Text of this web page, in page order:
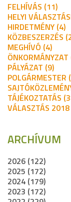
FELHÍVÁS (11)
HELYI
HIRDETMÉNY (4)
KÖZBESZERZÉS
MEGHÍVÓ (4)
PÁLYÁZAT (9)
POLGÁRMESTER
TÁJÉKOZTATÁS
VÁLASZTÁS
ARCHÍVUM
2026 (122)
2025 (172)
2024 (179)
2023 (172)